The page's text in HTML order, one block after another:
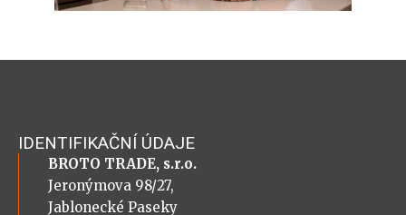
IDENTIFIKAČNÍ ÚDAJE
BROTO TRADE, s.r.o.
Jeronýmova 98/27,
Jablonecké Paseky